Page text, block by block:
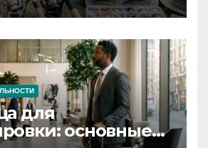
для
основные